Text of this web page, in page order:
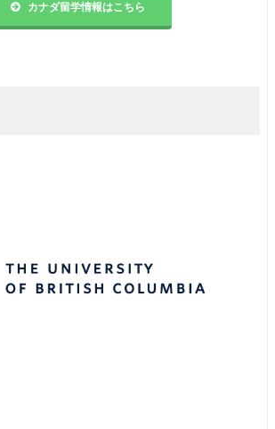
カナダ留学情報はこちら